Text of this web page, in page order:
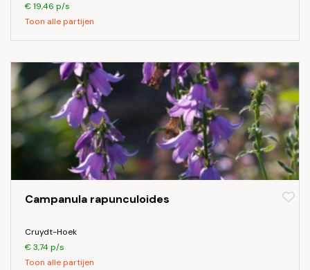
€ 19,46 p/s
Toon alle partijen
Campanula rapunculoides
Cruydt-Hoek
€ 3,74 p/s
Toon alle partijen